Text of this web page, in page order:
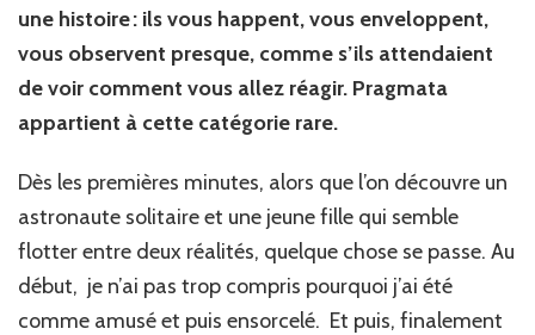
une histoire : ils vous happent, vous enveloppent,
vous observent presque, comme s’ils attendaient
de voir comment vous allez réagir. Pragmata
appartient à cette catégorie rare.
Dès les premières minutes, alors que l’on découvre un
astronaute solitaire et une jeune fille qui semble
flotter entre deux réalités, quelque chose se passe. Au
début, je n’ai pas trop compris pourquoi j’ai été
comme amusé et puis ensorcelé. Et puis, finalement